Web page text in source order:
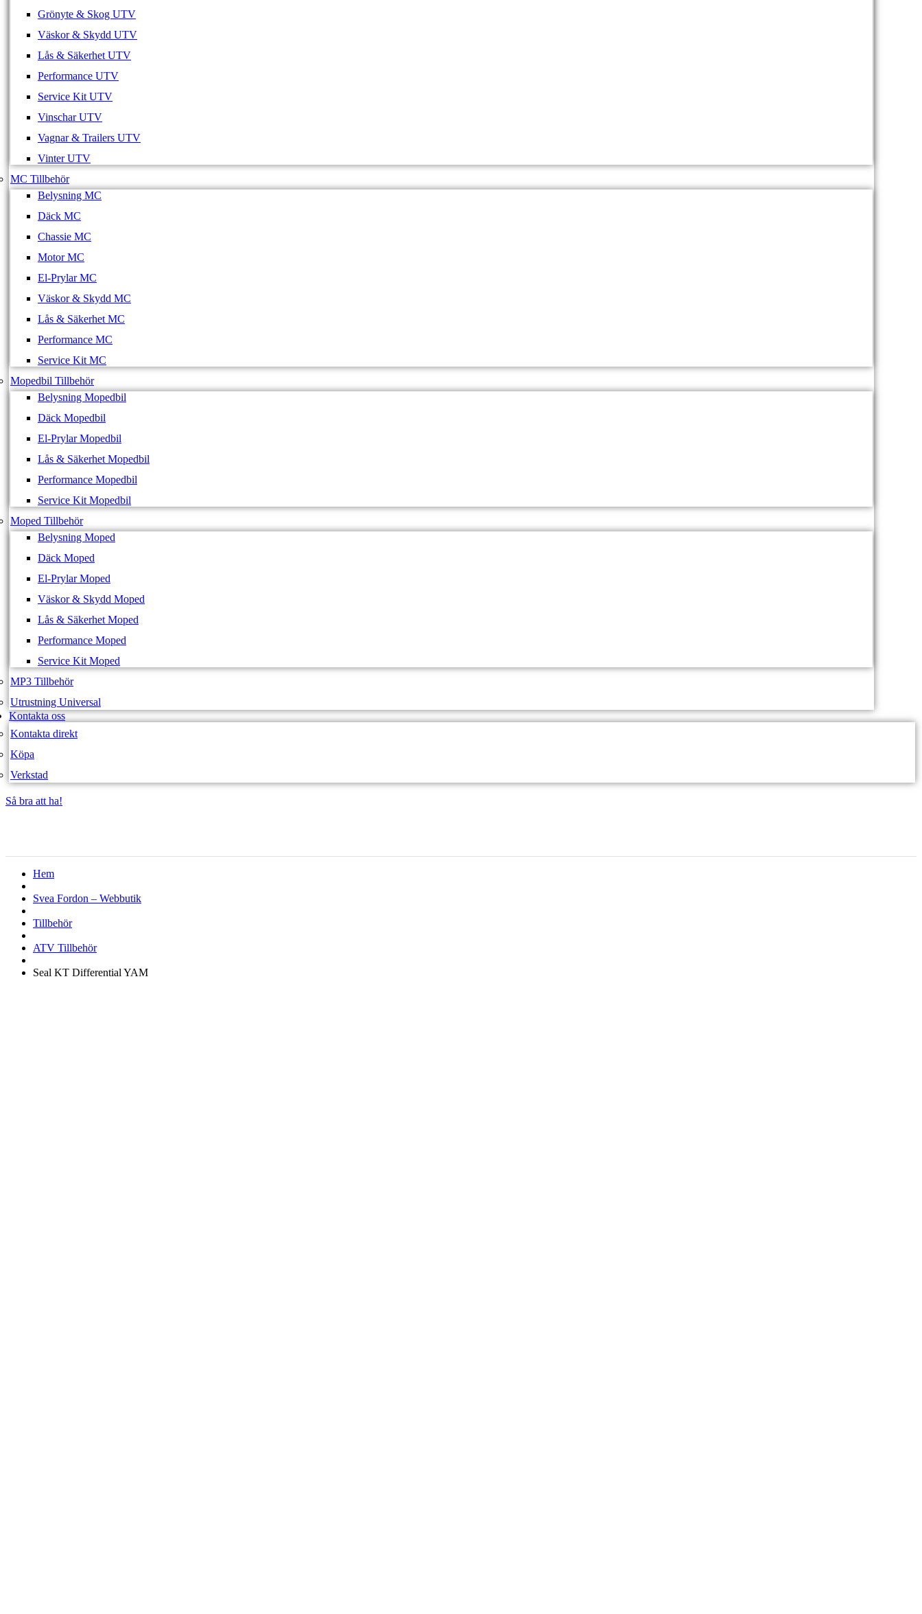
Grönyte & Skog UTV
Väskor & Skydd UTV
Lås & Säkerhet UTV
Performance UTV
Service Kit UTV
Vinschar UTV
Vagnar & Trailers UTV
Vinter UTV
MC Tillbehör
Belysning MC
Däck MC
Chassie MC
Motor MC
El-Prylar MC
Väskor & Skydd MC
Lås & Säkerhet MC
Performance MC
Service Kit MC
Mopedbil Tillbehör
Belysning Mopedbil
Däck Mopedbil
El-Prylar Mopedbil
Lås & Säkerhet Mopedbil
Performance Mopedbil
Service Kit Mopedbil
Moped Tillbehör
Belysning Moped
Däck Moped
El-Prylar Moped
Väskor & Skydd Moped
Lås & Säkerhet Moped
Performance Moped
Service Kit Moped
MP3 Tillbehör
Utrustning Universal
Kontakta oss
Kontakta direkt
Köpa
Verkstad
Så bra att ha!
Hem
Svea Fordon – Webbutik
Tillbehör
ATV Tillbehör
Seal KT Differential YAM